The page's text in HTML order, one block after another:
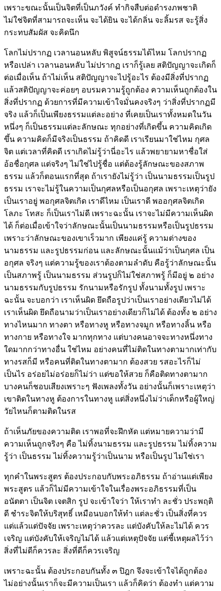
เพราะขณะนั้นเป็นจิตที่เป็นภวังค์ ทำกิจสืบต่อดำรงภพชาติ
ไม่ใช่จิตที่สามารถจะเห็น จะได้ยิน จะได้กลิ่น จะลิ้มรส จะรู้สิ่ง
กระทบสัมผัส จะคิดนึก
โลกไม่ปรากฏ เวลานอนหลับ พิสูจน์ธรรมได้ไหม โลกปรากฏ
หรือเปล่า เวลานอนหลับ ไม่ปรากฏ เราก็รู้เลย สติปัญญาจะเกิดก็
ต่อเมื่อเห็น ถ้าไม่เห็น สติปัญญาจะไปรู้อะไร ต้องมีสิ่งที่ปรากฏ
แล้วสติปัญญาจะค่อยๆ อบรมความรู้ถูกต้อง ความเห็นถูกต้องใน
สิ่งที่ปรากฏ ด้วยการที่มีความเข้าใจมั่นคงจริงๆ ว่าสิ่งที่ปรากฏมี
จริง แล้วก็เป็นเพียงธรรมแต่ละอย่าง ที่เคยเป็นเราทั้งหมดในวัน
หนึ่งๆ ก็เป็นธรรมแต่ละลักษณะ ทุกอย่างที่เกิดขึ้น ความคิดเกิด
ขึ้น ความคิดก็มีจริงเป็นธรรม ถ้าคิดดี เราเรียนมาใช่ไหม กุศล
จิต แต่เวลาที่คิดดี เราเกิดไม่รู้ว่านี่อะไร แล้วพยายามหาชื่อใส่
อ้อชื่อกุศล แต่จริงๆ ไม่ใช่ไปรู้ชื่อ แต่ต้องรู้ลักษณะของสภาพ
ธรรม แล้วก็ตอนแรกที่สุด ถ้าเรายังไม่รู้ว่า เป็นนามธรรมเป็นรูป
ธรรม เราจะไม่รู้ในความเป็นกุศลหรือเป็นอกุศล เพราะเหตุว่ายัง
เป็นเราอยู่ พอกุศลจิตเกิด เราดีไหม เป็นเราดี พออกุศลจิตเกิด
โลภะ โทสะ ก็เป็นเราไม่ดี เพราะฉะนั้น เราจะไม่มีความเห็นผิด
ได้ ก็ต่อเมื่อเข้าใจว่าลักษณะนั้นเป็นนามธรรมหรือเป็นรูปธรรม
เพราะว่าลักษณะของเขาเร็วมาก เพียงแค่รู้ ความต่างของ
นามธรรม และรูปธรรมก่อน และลักษณะนั้นแม้ว่าเป็นกุศล เป็น
อกุศล จริงๆ แต่ความรู้ของเราต้องตามลำดับ คือรู้ว่าลักษณะนั้น
เป็นสภาพรู้ เป็นนามธรรม ส่วนรูปก็ไม่ใช่สภาพรู้ ก็มีอยู่ ๒ อย่าง
นามธรรมกับรูปธรรม รักนามหรือรักรูป ทั้งนามทั้งรูป เพราะ
ฉะนั้น จะบอกว่า เราเห็นผิด ยึดถือรูปว่าเป็นเราอย่างเดียวไม่ได้
เราเห็นผิด ยึดถือนามว่าเป็นเราอย่างเดียวก็ไม่ได้ ต้องทั้ง ๒ อย่าง
ทางไหนมาก ทางตา หรือทางหู หรือทางจมูก หรือทางลิ้น หรือ
ทางกาย หรือทางใจ มากทุกทาง แต่บางคนอาจจะทางหนึ่งทาง
ใดมากกว่าทางอื่น ใช่ไหม อย่างคนที่ไม่ติดในทางตามากเท่ากับ
ทางรสก็มี หรือคนที่ติดในทางตามาก ต้องสวย รสอะไรก็ไม่
เป็นไร อร่อยไม่อร่อยก็ไม่ว่า แต่ขอให้สวย ก็คือติดทางตามาก
บางคนก็ชอบเสียงเพราะๆ ฟังเพลงทั้งวัน อย่างนั้นก็เพราะเหตุว่า
เขาติดในทางหู ต้องการในทางหู แต่สิ่งหนึ่งไม่ว่าเด็กหรือผู้ใหญ่
วัยไหนก็ตามติดในรส
ถ้าเห็นภัยของความติด เราพอที่จะฝึกหัด แต่หมายความว่ามี
ความเห็นถูกจริงๆ คือ ไม่ทิ้งนามธรรม และรูปธรรม ไม่ทิ้งความ
รู้ว่า เป็นธรรม ไม่ทิ้งความรู้ว่าเป็นนาม หรือเป็นรูป ไม่ใช่เรา
ทุกคำในพระสูตร ต้องประกอบกับพระอภิธรรม ถ้าอ่านแต่เพียง
พระสูตร แล้วก็ไม่มีความเข้าใจในเรื่องพระอภิธรรมที่เป็น
อนัตตา เป็นจิต เจตสิก รูป จะเข้าใจว่า ให้เราทำ ละชั่ว ประพฤติ
ดี ชำระจิตให้บริสุทธิ์ เหมือนบอกให้ทำ แต่ละชั่ว เป็นสิ่งที่ควร
แต่แล้วแต่ปัจจัย เพราะเหตุว่าควรละ แต่บังคับให้ละไม่ได้ ควร
เจริญ แต่บังคับให้เจริญไม่ได้ แล้วแต่เหตุปัจจัย แต่ชี้เหตุผลไว้ว่า
สิ่งที่ไม่ดีก็ควรละ สิ่งที่ดีก็ควรเจริญ
เพราะฉะนั้น ต้องประกอบกันทั้ง ๓ ปิฎก จึงจะเข้าใจได้ถูกต้อง
ไม่อย่างนั้นเราก็จะมีความเป็นเรา แล้วก็คิดว่า ต้องทำ แต่ความ